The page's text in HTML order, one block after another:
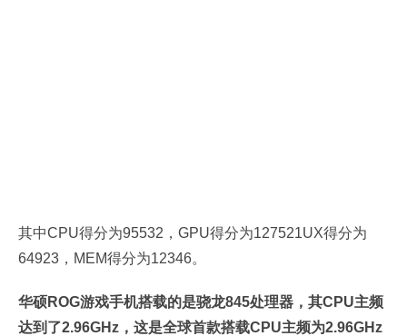
其中CPU得分为95532，GPU得分为127521UX得分为
64923，MEM得分为12346。
华硕ROG游戏手机搭载的是骁龙845处理器，其CPU主频
达到了2.96GHz，这是全球首款搭载CPU主频为2.96GHz